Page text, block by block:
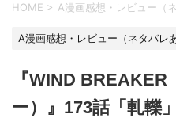
HOME > A漫画感想・レビュー（
A漫画感想・レビュー（ネタバレあ
『WIND
ー）』173話「軋轢